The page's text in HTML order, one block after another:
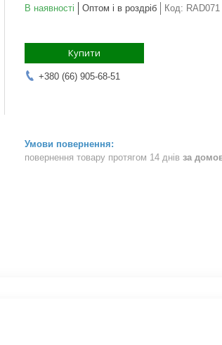
В наявності Оптом і в роздріб Код: RAD071
Купити
+380 (66) 905-68-51
повернення товару протягом 14 днів за